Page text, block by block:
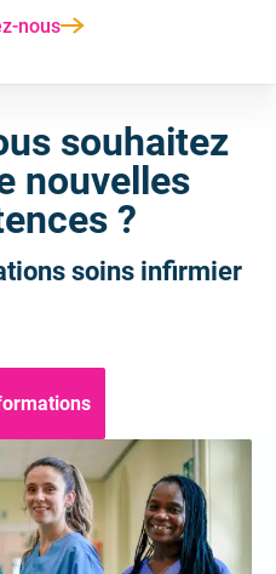
nous
souhaitez
nouvelles
?
soins infirmier